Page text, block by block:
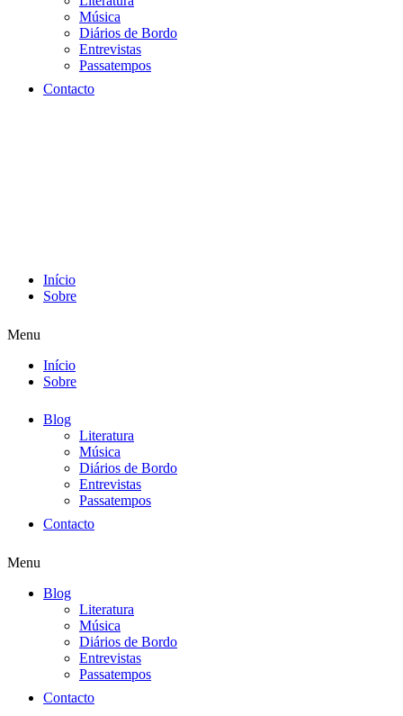
Música
Diários de Bordo
Entrevistas
Passatempos
Contacto
Início
Sobre
Menu
Início
Sobre
Blog
Literatura
Música
Diários de Bordo
Entrevistas
Passatempos
Contacto
Menu
Blog
Literatura
Música
Diários de Bordo
Entrevistas
Passatempos
Contacto